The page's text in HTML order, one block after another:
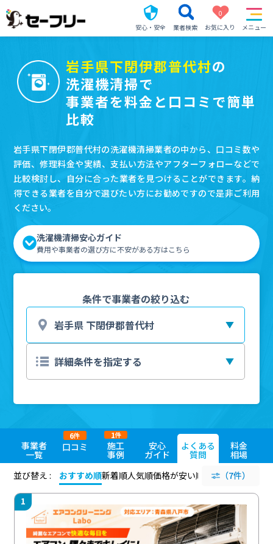
安心・安全 業者検索
0
お気に入り
メニュー
岩手県下閉伊郡普代村の
洗濯機清掃で
事業者を料金と口コミで簡単
比較
岩手県下閉伊郡普代村の洗濯機清掃業者の中から、口コミ数や
評価、修理料金や実績、支払い方法やアフターフォローなどで
比較検討し、自分に合った業者を見つけることができます。納
得できる業者を自分で選びたい方にお勧めですので是非ご利用
ください。
洗濯機清掃安心ガイド
費用や事業者の選び方に不安がある方はこちら
条件で事業者の絞り込む
事業者
一覧
口コミ
6件
施工
事例
1件
安心
ガイド
よくある
質問
料金
相場
並び替え :
おすすめ順新着順人気順価格が安い順 評価が高い順
（7件）
1